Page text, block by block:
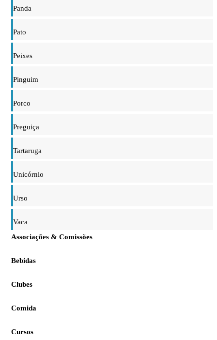
Panda
Pato
Peixes
Pinguim
Porco
Preguiça
Tartaruga
Unicórnio
Urso
Vaca
Associações & Comissões
Bebidas
Clubes
Comida
Cursos